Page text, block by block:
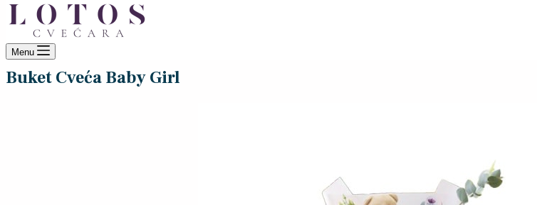
Menu
Buket Cveća Baby Girl